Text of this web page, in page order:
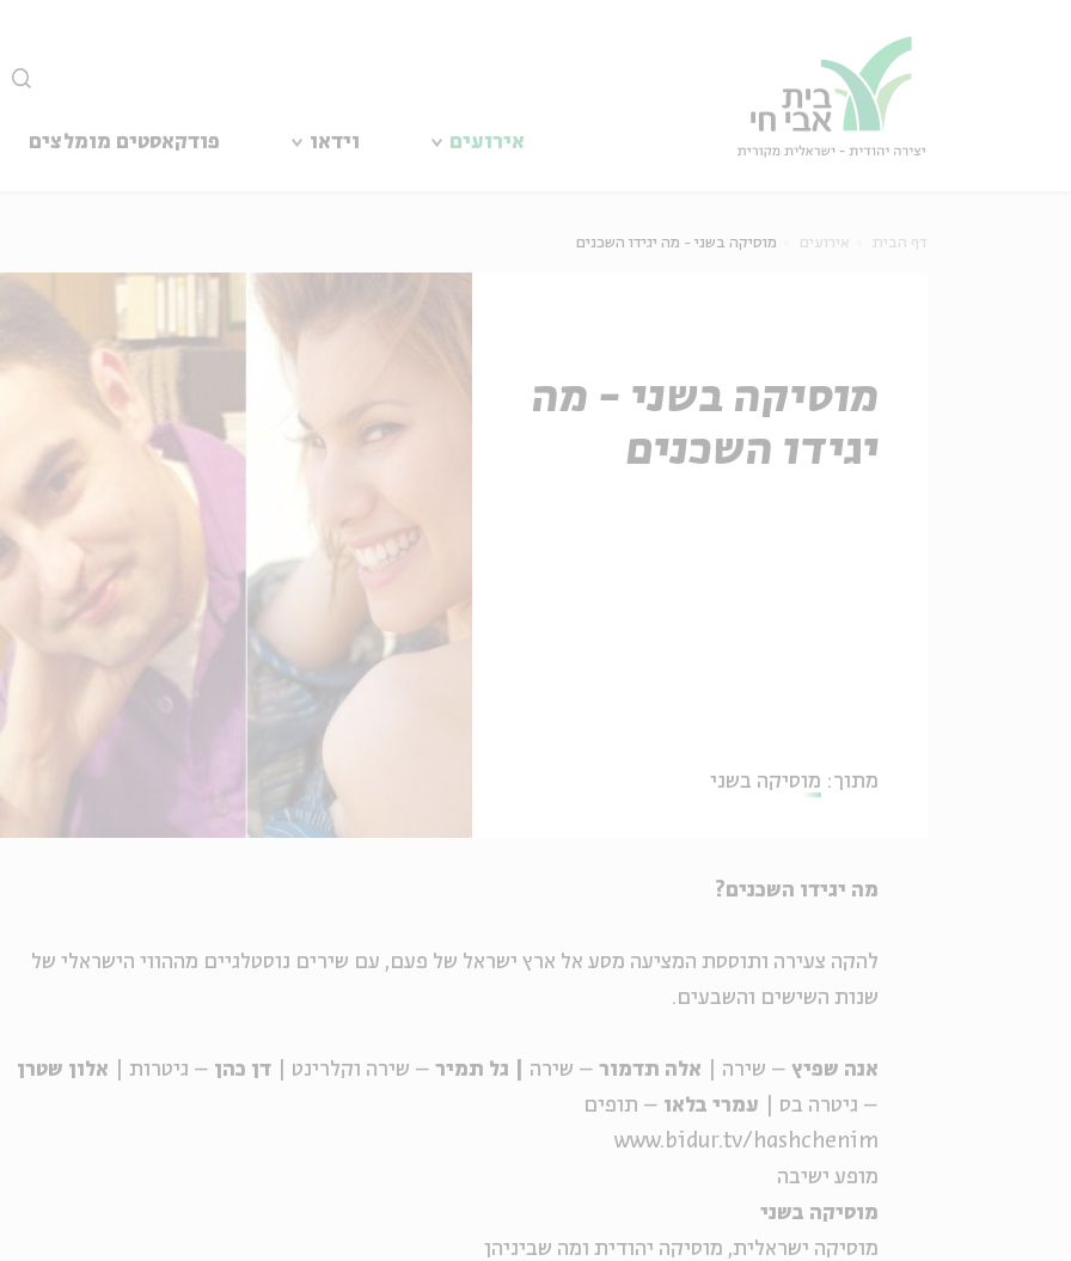
אירועים וידאו פודקאסטים מומלצים
דף הבית אירועים מוסיקה בשני - מה יגידו השכנים
מוסיקה בשני - מה
יגידו השכנים
מתוך: מוסיקה בשני
מה יגידו השכנים?
להקה צעירה ותוססת המציעה מסע אל ארץ ישראל של פעם, עם שירים נוסטלגיים מההווי הישראלי של
שנות השישים והשבעים.
אנה שפיץ – שירה | אלה תדמור – שירה | גל תמיר – שירה וקלרינט | דן כהן – גיטרות | אלון שטרן
– גיטרה בס | עמרי בלאו – תופים
www.bidur.tv/hashchenim
מופע ישיבה
מוסיקה בשני
מוסיקה ישראלית, מוסיקה יהודית ומה שביניהן